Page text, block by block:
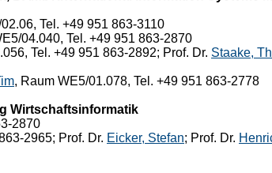
Tel. +49 951 863-3110
04.040, Tel. +49 951 863-2870
Tel. +49 951 863-2892; Prof. Dr. Staake,
, Raum WE5/01.078, Tel. +49 951 863-2778
Wirtschaftsinformatik
2870
2965; Prof. Dr. Eicker, Stefan; Prof. Dr.